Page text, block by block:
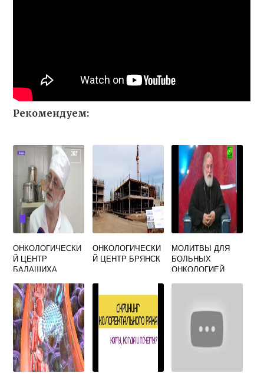
Рекомендуем:
ОНКОЛОГИЧЕСКИ
Й ЦЕНТР
БАЛАШИХА
ОНКОЛОГИЧЕСКИ
Й ЦЕНТР БРЯНСК
МОЛИТВЫ ДЛЯ
БОЛЬНЫХ
ОНКОЛОГИЕЙ